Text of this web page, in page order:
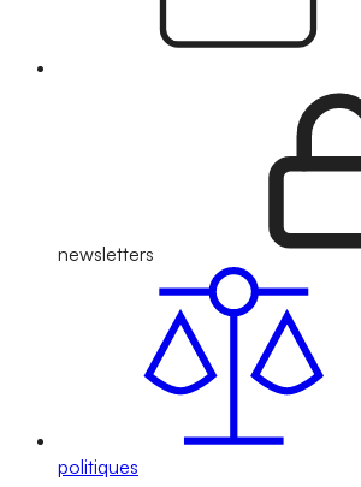
newsletters
politiques